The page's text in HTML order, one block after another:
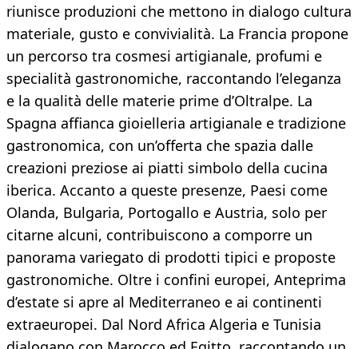
riunisce produzioni che mettono in dialogo cultura
materiale, gusto e convivialità. La Francia propone
un percorso tra cosmesi artigianale, profumi e
specialità gastronomiche, raccontando l’eleganza
e la qualità delle materie prime d’Oltralpe. La
Spagna affianca gioielleria artigianale e tradizione
gastronomica, con un’offerta che spazia dalle
creazioni preziose ai piatti simbolo della cucina
iberica. Accanto a queste presenze, Paesi come
Olanda, Bulgaria, Portogallo e Austria, solo per
citarne alcuni, contribuiscono a comporre un
panorama variegato di prodotti tipici e proposte
gastronomiche. Oltre i confini europei, Anteprima
d’estate si apre al Mediterraneo e ai continenti
extraeuropei. Dal Nord Africa Algeria e Tunisia